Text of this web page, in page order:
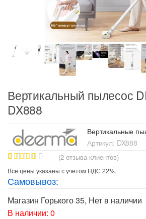
Вертикальный пылесос
DX888
Вертикальные
Артикул: DX888
Рейтинг
5.00из 5
на основе
опроса
пользовате
ля
(2 отзыва клиентов)
Все цены указаны с учетом НДС 22%.
Самовывоз:
Магазин Горького 35, Нет в наличии
В наличии: 0